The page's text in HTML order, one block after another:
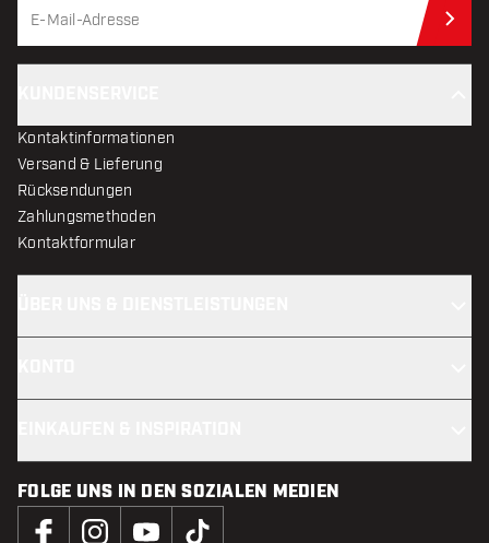
Kontaktinformationen
Versand & Lieferung
Rücksendungen
Zahlungsmethoden
Kontaktformular
FOLGE UNS IN DEN SOZIALEN MEDIEN